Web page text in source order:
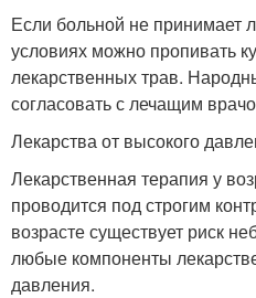
Если больной не принимает
условиях можно пропивать
лекарственных трав.
согласовать с лечащим
Лекарства от высокого
Лекарственная терапия у
проводится под строгим
возрасте существует риск
любые компоненты
давления.